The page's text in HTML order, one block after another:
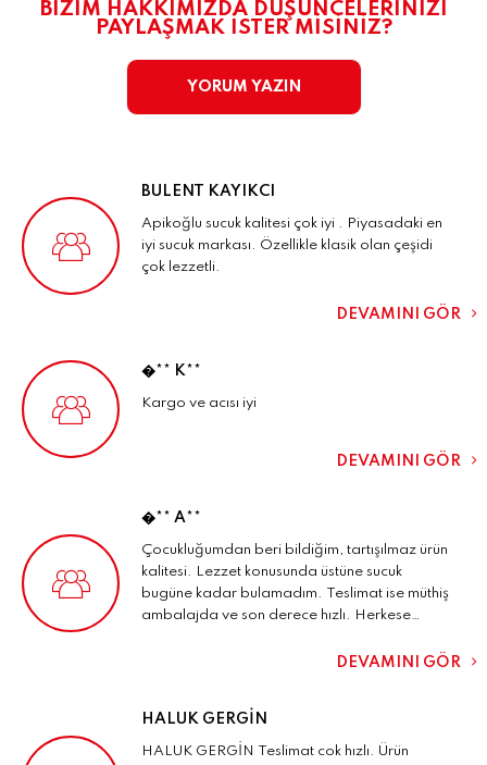
BİZİM HAKKIMIZDA DÜŞÜNCELERİNİZİ
PAYLAŞMAK İSTER MİSİNİZ?
YORUM YAZIN
BULENT KAYIKCI
Apikoğlu sucuk kalitesi çok iyi . Piyasadaki en
iyi sucuk markası. Özellikle klasik olan çeşidi
çok lezzetli.
DEVAMINI GÖR
�** K**
Kargo ve acısı iyi
DEVAMINI GÖR
�** A**
Çocukluğumdan beri bildiğim, tartışılmaz ürün
kalitesi. Lezzet konusunda üstüne sucuk
bugüne kadar bulamadım. Teslimat ise müthiş
ambalajda ve son derece hızlı. Herkese
DEVAMINI GÖR
HALUK GERGİN
HALUK GERGİN Teslimat cok hızlı. Ürün